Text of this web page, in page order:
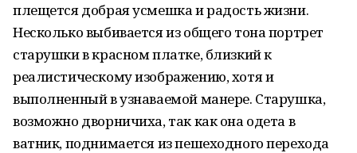
плещется добрая усмешка и радость жизни.
Несколько выбивается из общего тона портрет
старушки в красном платке, близкий к
реалистическому изображению, хотя и
выполненный в узнаваемой манере. Старушка,
возможно дворничиха, так как она одета в
ватник, поднимается из пешеходного перехода